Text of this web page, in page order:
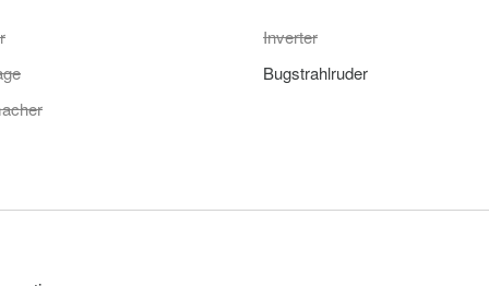
Inverter
Bugstrahlruder